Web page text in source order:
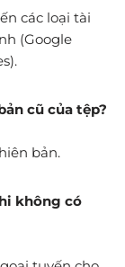
các loại tài
(Google
cũ của tệp?
bản.
không có